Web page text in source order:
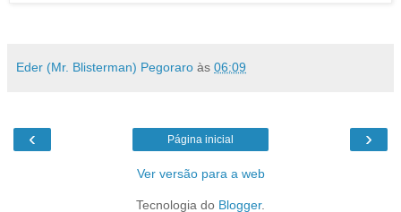
Eder (Mr. Blisterman) Pegoraro às 06:09
‹ ›
Página inicial
Ver versão para a web
Tecnologia do Blogger.